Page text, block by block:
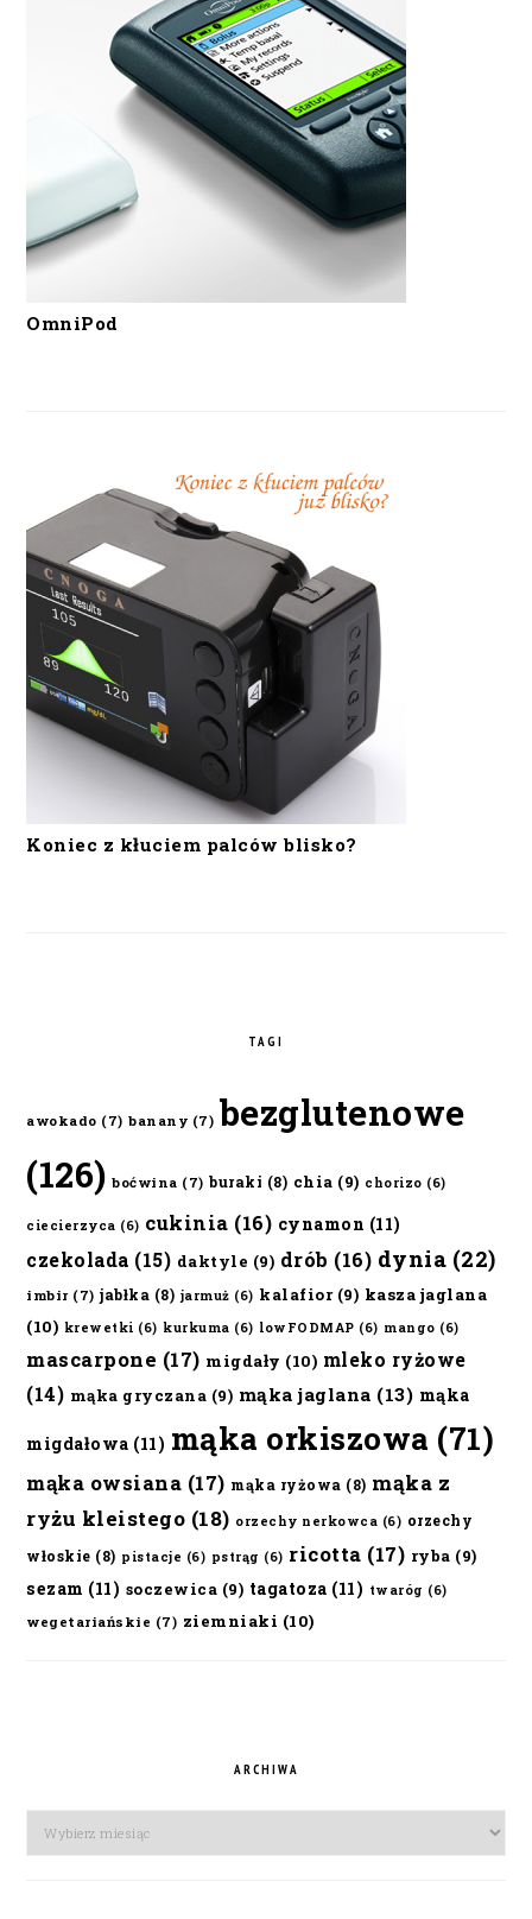
OmniPod
Koniec z kłuciem palców blisko?
TAGI
awokado (7) banany (7) bezglutenowe
(126) boćwina (7) buraki (8) chia (9) chorizo (6)
ciecierzyca (6) cukinia (16) cynamon (11)
czekolada (15) daktyle (9) drób (16) dynia (22)
imbir (7) jabłka (8) jarmuż (6) kalafior(9) kasza jaglana
(10) krewetki (6) kurkuma (6) lowFODMAP (6) mango (6)
mascarpone (17) migdały (10) mleko ryżowe
(14) mąka gryczana (9) mąka jaglana (13) mąka
migdałowa (11) mąka orkiszowa (71)
mąka owsiana (17) mąka ryżowa (8) mąka z
ryżu kleistego (18) orzechy nerkowca (6) orzechy
włoskie (8) pistacje (6) pstrąg (6) ricotta (17) ryba (9)
sezam (11) soczewica (9) tagatoza (11) twaróg (6)
wegetariańskie (7) ziemniaki (10)
ARCHIWA
Archiwa